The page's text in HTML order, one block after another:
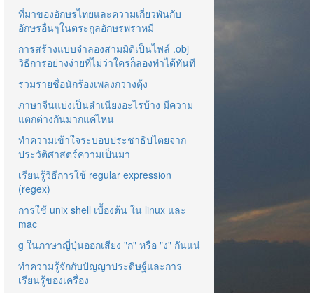
ที่มาของอักษรไทยและความเกี่ยวพันกับ
อักษรอื่นๆในตระกูลอักษรพราหมี
การสร้างแบบจำลองสามมิติเป็นไฟล์ .obj
วิธีการอย่างง่ายที่ไม่ว่าใครก็ลองทำได้ทันที
รวมรายชื่อนักร้องเพลงกวางตุ้ง
ภาษาจีนแบ่งเป็นสำเนียงอะไรบ้าง มีความ
แตกต่างกันมากแค่ไหน
ทำความเข้าใจระบอบประชาธิปไตยจาก
ประวัติศาสตร์ความเป็นมา
เรียนรู้วิธีการใช้ regular expression
(regex)
การใช้ unix shell เบื้องต้น ใน linux และ
mac
g ในภาษาญี่ปุ่นออกเสียง "ก" หรือ "ง" กันแน่
ทำความรู้จักกับปัญญาประดิษฐ์และการ
เรียนรู้ของเครื่อง